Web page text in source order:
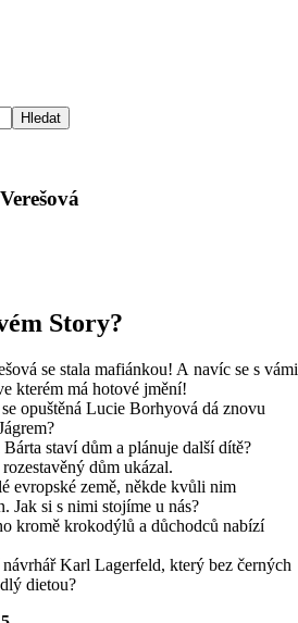
Story?
se stala mafiánkou! A navíc se s vámi
kterém má hotové jmění!
opuštěná Lucie Borhyová dá znovu
staví dům a plánuje další dítě?
dům ukázal.
evropské země, někde kvůli nim
Jak si s nimi stojíme u nás?
kromě krokodýlů a důchodců nabízí
Karl Lagerfeld, který bez černých
dietou?